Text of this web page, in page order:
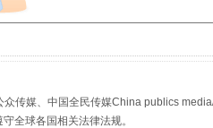
正式实施
传媒、中国全民传媒China publics
全球各国相关法律法规。